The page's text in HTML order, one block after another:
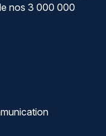
nos 3 000 000